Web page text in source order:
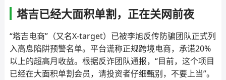
塔吉已经大面积单割，正在关网前夜
“塔吉电商”（又名X-target）已被李旭反传防骗团队正式列
入高息陷阱预警名单。平台谎称正规跨境电商，承诺20%
以上的超高月收益。根据反诈团队通报，“目前，这个项目
已经在大面积单割会员，请投资者仔细甄别，不要上当”。